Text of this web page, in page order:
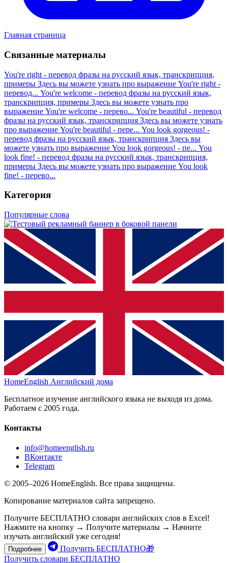
Главная страница
Связанные материалы
You're right - перевод фразы на русский язык, транскрипция,
примеры Здесь вы можете узнать про выражение You're right -
перевод... You're welcome - перевод фразы на русский язык,
транскрипция, примеры Здесь вы можете узнать про
выражение You're welcome - перево... You're beautiful - перевод
фразы на русский язык, транскрипция Здесь вы можете узнать
про выражение You're beautiful - пере... You look gorgeous! -
перевод фразы на русский язык, транскрипция Здесь вы
можете узнать про выражение You look gorgeous! - пе... You
look fine! - перевод фразы на русский язык, транскрипция,
примеры Здесь вы можете узнать про выражение You look
fine! - перево...
Категория
Популярные слова
HomeEnglish Английский дома
Бесплатное изучение английского языка не выходя из дома.
Работаем с 2005 года.
Контакты
info@homeenglish.ru
ВКонтакте
Telegram
© 2005–2026 HomeEnglish. Все права защищены.
Копирование материалов сайта запрещено.
Получите БЕСПЛАТНО словари английских слов в Excel!
Нажмите на кнопку → Получите материалы → Начните
изучать английский уже сегодня!
Подробнее
Получить БЕСПЛАТНО🎁
Получить словари БЕСПЛАТНО